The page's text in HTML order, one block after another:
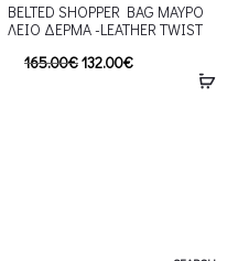
BELTED SHOPPER BAG ΜΑΥΡΟ
ΛΕΙΟ ΔΕΡΜΑ -LEATHER TWIST
165.00€132.00€